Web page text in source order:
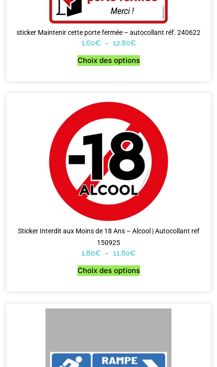
sticker Maintenir cette porte fermée – autocollant réf. 240622
1,60€ – 12,80€
Choix des options
Sticker Interdit aux Moins de 18 Ans – Alcool | Autocollant ref
150925
1,80€ – 11,80€
Choix des options